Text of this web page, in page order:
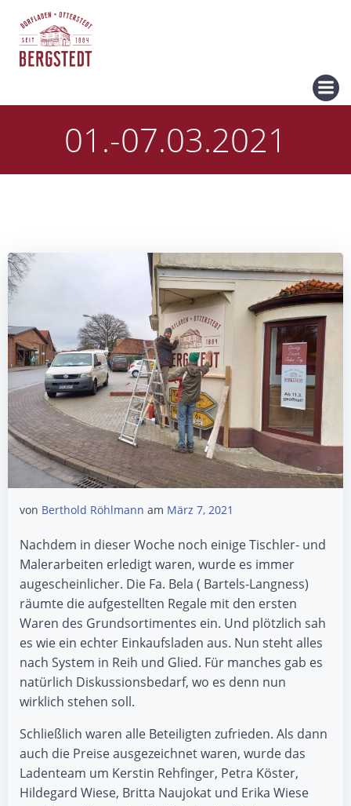
01.-07.03.2021
von Berthold Röhlmann am März 7, 2021
Nachdem in dieser Woche noch einige Tischler- und
Malerarbeiten erledigt waren, wurde es immer
augescheinlicher. Die Fa. Bela ( Bartels-Langness)
räumte die aufgestellten Regale mit den ersten
Waren des Grundsortimentes ein. Und plötzlich sah
es wie ein echter Einkaufsladen aus. Nun steht alles
nach System in Reih und Glied. Für manches gab es
natürlich Diskussionsbedarf, wo es denn nun
wirklich stehen soll.
Schließlich waren alle Beteiligten zufrieden. Als dann
auch die Preise ausgezeichnet waren, wurde das
Ladenteam um Kerstin Rehfinger, Petra Köster,
Hildegard Wiese, Britta Naujokat und Erika Wiese